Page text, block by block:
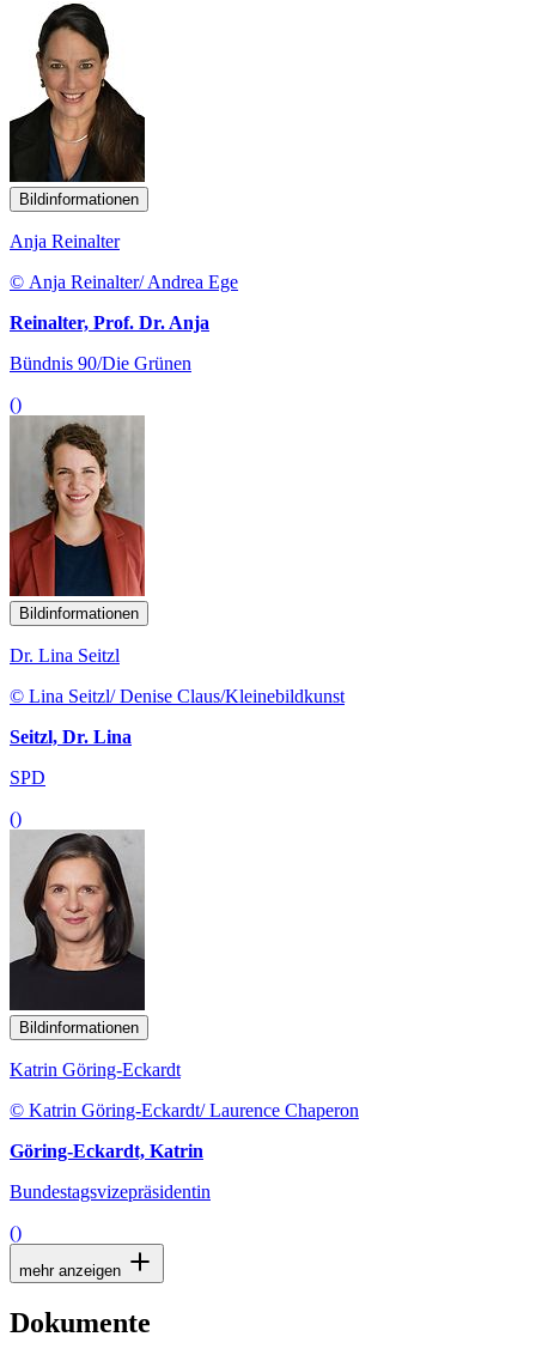
Bildinformationen
Anja Reinalter
© Anja Reinalter/ Andrea Ege
Reinalter, Prof. Dr. Anja
Bündnis 90/Die Grünen
()
Bildinformationen
Dr. Lina Seitzl
© Lina Seitzl/ Denise Claus/Kleinebildkunst
Seitzl, Dr. Lina
SPD
()
Bildinformationen
Katrin Göring-Eckardt
© Katrin Göring-Eckardt/ Laurence Chaperon
Göring-Eckardt, Katrin
Bundestagsvizepräsidentin
()
mehr anzeigen
Dokumente